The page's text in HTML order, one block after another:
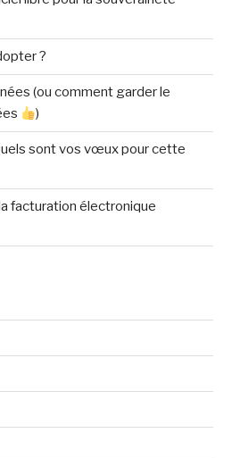
?
(ou comment garder le
)
sont vos vœux pour cette
facturation électronique